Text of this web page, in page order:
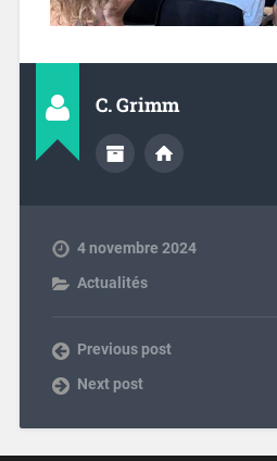
C. Grimm
4 novembre 2024
Actualités
Previous post
Next post